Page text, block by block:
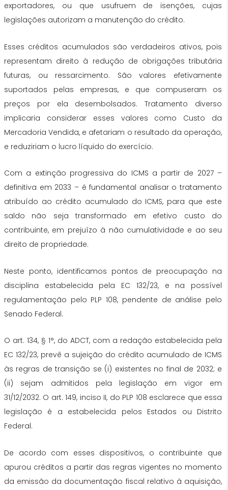
exportadores, ou que usufruem de isenções, cujas
legislações autorizam a manutenção do crédito.
Esses créditos acumulados são verdadeiros ativos, pois
representam direito à redução de obrigações tributária
futuras, ou ressarcimento. São valores efetivamente
suportados pelas empresas, e que compuseram os
preços por ela desembolsados. Tratamento diverso
implicaria considerar esses valores como Custo da
Mercadoria Vendida, e afetariam o resultado da operação,
e reduziriam o lucro líquido do exercício.
Com a extinção progressiva do ICMS a partir de 2027 –
definitiva em 2033 – é fundamental analisar o tratamento
atribuído ao crédito acumulado do ICMS, para que este
saldo não seja transformado em efetivo custo do
contribuinte, em prejuízo à não cumulatividade e ao seu
direito de propriedade.
Neste ponto, identificamos pontos de preocupação na
disciplina estabelecida pela EC 132/23, e na possível
regulamentação pelo PLP 108, pendente de análise pelo
Senado Federal.
O art. 134, § 1°, do ADCT, com a redação estabelecida pela
EC 132/23, prevê a sujeição do crédito acumulado de ICMS
às regras de transição se (i) existentes no final de 2032; e
(ii) sejam admitidos pela legislação em vigor em
31/12/2032. O art. 149, inciso II, do PLP 108 esclarece que essa
legislação é a estabelecida pelos Estados ou Distrito
Federal.
De acordo com esses dispositivos, o contribuinte que
apurou créditos a partir das regras vigentes no momento
da emissão da documentação fiscal relativo à aquisição,